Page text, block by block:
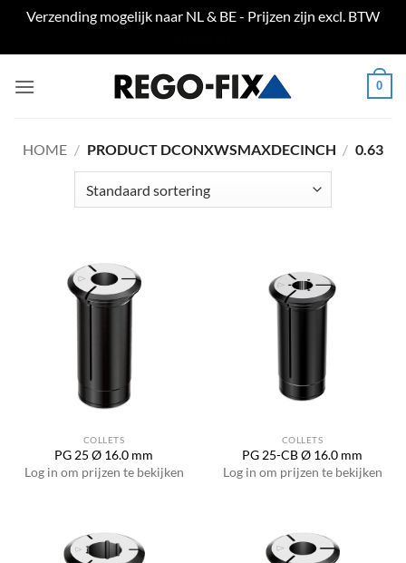
Verzending mogelijk naar NL & BE - Prijzen zijn excl. BTW
naar
0
HOME / PRODUCT DCONXWSMAXDECINCH / 0.63
COLLETS
PG 25 Ø 16.0 mm
Log in om prijzen te bekijken
COLLETS
PG 25-CB Ø 16.0 mm
Log in om prijzen te bekijken